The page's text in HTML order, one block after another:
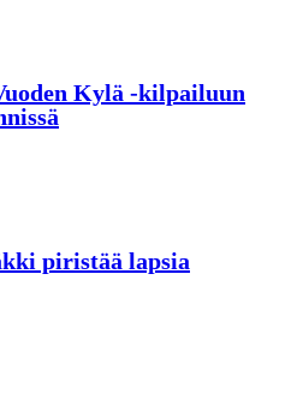
Kylä -kilpailuun
piristää lapsia